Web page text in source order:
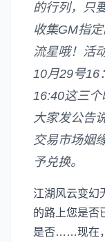
的行列，只
收集GM指
流星哦！活
10月29号16
16:40这三
大家发公告
交易市场姻
予兑换。
江湖风云变幻
的路上您是否
是否……现在